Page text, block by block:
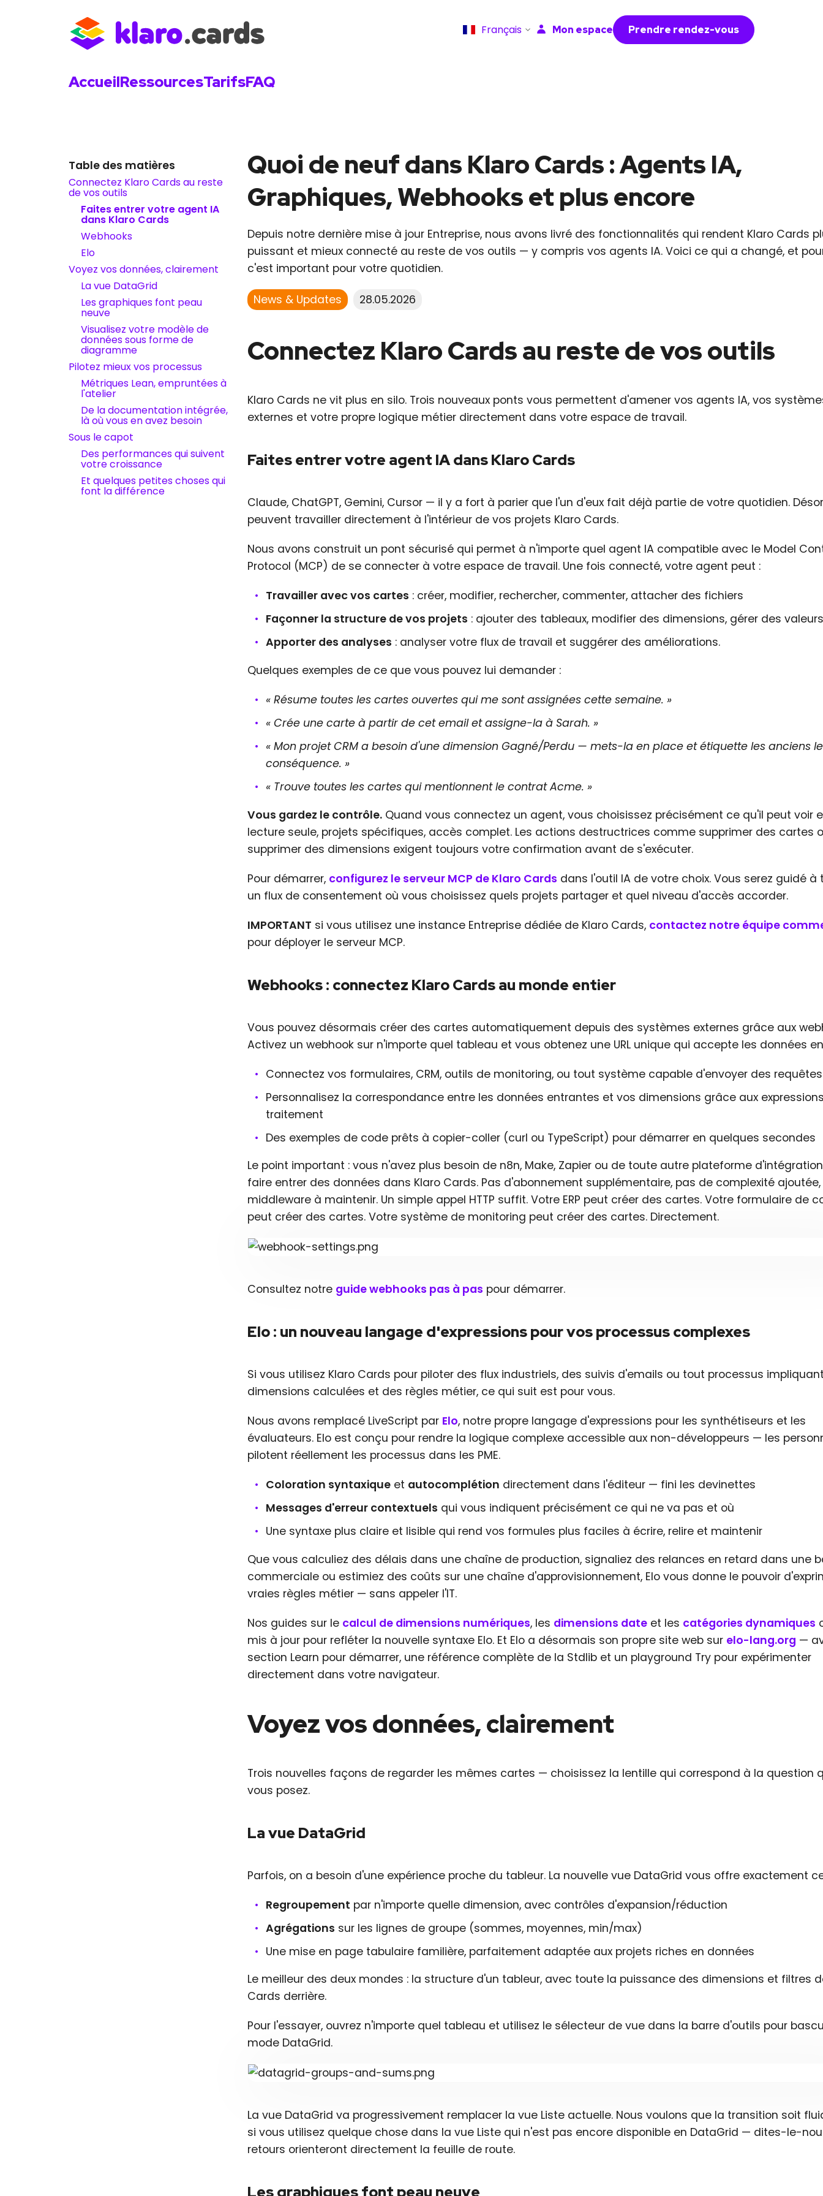
Français Mon espace Prendre rendez-vous
AccueilRessourcesTarifsFAQ
Quoi de neuf dans Klaro Cards : Agents IA,
Graphiques, Webhooks et plus encore
Depuis notre dernière mise à jour Entreprise, nous avons livré des fonctionnalités qui rendent Klaro Cards
puissant et mieux connecté au reste de vos outils — y compris vos agents IA. Voici ce qui a changé, et
c'est important pour votre quotidien.
News & Updates 28.05.2026
Connectez Klaro Cards au reste de vos outils
Klaro Cards ne vit plus en silo. Trois nouveaux ponts vous permettent d'amener vos agents IA, vos
externes et votre propre logique métier directement dans votre espace de travail.
Faites entrer votre agent IA dans Klaro Cards
Claude, ChatGPT, Gemini, Cursor — il y a fort à parier que l'un d'eux fait déjà partie de votre quotidien.
peuvent travailler directement à l'intérieur de vos projets Klaro Cards.
Nous avons construit un pont sécurisé qui permet à n'importe quel agent IA compatible avec le Model
Protocol (MCP) de se connecter à votre espace de travail. Une fois connecté, votre agent peut :
Travailler avec vos cartes : créer, modifier, rechercher, commenter, attacher des fichiers
Façonner la structure de vos projets : ajouter des tableaux, modifier des dimensions, gérer des valeurs
Apporter des analyses : analyser votre flux de travail et suggérer des améliorations.
Quelques exemples de ce que vous pouvez lui demander :
« Résume toutes les cartes ouvertes qui me sont assignées cette semaine. »
« Crée une carte à partir de cet email et assigne-la à Sarah. »
« Mon projet CRM a besoin d'une dimension Gagné/Perdu — mets-la en place et étiquette les anciens
conséquence. »
« Trouve toutes les cartes qui mentionnent le contrat Acme. »
Vous gardez le contrôle. Quand vous connectez un agent, vous choisissez précisément ce qu'il peut voir
lecture seule, projets spécifiques, accès complet. Les actions destructrices comme supprimer des cartes
supprimer des dimensions exigent toujours votre confirmation avant de s'exécuter.
Pour démarrer, configurez le serveur MCP de Klaro Cards dans l'outil IA de votre choix. Vous serez guidé à
un flux de consentement où vous choisissez quels projets partager et quel niveau d'accès accorder.
IMPORTANT si vous utilisez une instance Entreprise dédiée de Klaro Cards, contactez notre équipe
pour déployer le serveur MCP.
Webhooks : connectez Klaro Cards au monde entier
Vous pouvez désormais créer des cartes automatiquement depuis des systèmes externes grâce aux
Activez un webhook sur n'importe quel tableau et vous obtenez une URL unique qui accepte les données
Connectez vos formulaires, CRM, outils de monitoring, ou tout système capable d'envoyer des requêtes
Personnalisez la correspondance entre les données entrantes et vos dimensions grâce aux
traitement
Des exemples de code prêts à copier-coller (curl ou TypeScript) pour démarrer en quelques secondes
Le point important : vous n'avez plus besoin de n8n, Make, Zapier ou de toute autre plateforme
faire entrer des données dans Klaro Cards. Pas d'abonnement supplémentaire, pas de complexité
middleware à maintenir. Un simple appel HTTP suffit. Votre ERP peut créer des cartes. Votre formulaire de
peut créer des cartes. Votre système de monitoring peut créer des cartes. Directement.
Consultez notre guide webhooks pas à pas pour démarrer.
Elo : un nouveau langage d'expressions pour vos processus complexes
Si vous utilisez Klaro Cards pour piloter des flux industriels, des suivis d'emails ou tout processus
dimensions calculées et des règles métier, ce qui suit est pour vous.
Nous avons remplacé LiveScript par Elo, notre propre langage d'expressions pour les synthétiseurs et les
évaluateurs. Elo est conçu pour rendre la logique complexe accessible aux non-développeurs — les
pilotent réellement les processus dans les PME.
Coloration syntaxique et autocomplétion directement dans l'éditeur — fini les devinettes
Messages d'erreur contextuels qui vous indiquent précisément ce qui ne va pas et où
Une syntaxe plus claire et lisible qui rend vos formules plus faciles à écrire, relire et maintenir
Que vous calculiez des délais dans une chaîne de production, signaliez des relances en retard dans une
commerciale ou estimiez des coûts sur une chaîne d'approvisionnement, Elo vous donne le pouvoir
vraies règles métier — sans appeler l'IT.
Nos guides sur le calcul de dimensions numériques, les dimensions date et les catégories dynamiques
mis à jour pour refléter la nouvelle syntaxe Elo. Et Elo a désormais son propre site web sur elo-lang.org —
section Learn pour démarrer, une référence complète de la Stdlib et un playground Try pour expérimenter
directement dans votre navigateur.
Voyez vos données, clairement
Trois nouvelles façons de regarder les mêmes cartes — choisissez la lentille qui correspond à la question
vous posez.
La vue DataGrid
Parfois, on a besoin d'une expérience proche du tableur. La nouvelle vue DataGrid vous offre exactement
Regroupement par n'importe quelle dimension, avec contrôles d'expansion/réduction
Agrégations sur les lignes de groupe (sommes, moyennes, min/max)
Une mise en page tabulaire familière, parfaitement adaptée aux projets riches en données
Le meilleur des deux mondes : la structure d'un tableur, avec toute la puissance des dimensions et filtres
Cards derrière.
Pour l'essayer, ouvrez n'importe quel tableau et utilisez le sélecteur de vue dans la barre d'outils pour
mode DataGrid.
La vue DataGrid va progressivement remplacer la vue Liste actuelle. Nous voulons que la transition soit
si vous utilisez quelque chose dans la vue Liste qui n'est pas encore disponible en DataGrid — dites-le-
retours orienteront directement la feuille de route.
Les graphiques font peau neuve
Table des matières
Connectez Klaro Cards au reste
de vos outils
Faites entrer votre agent IA
dans Klaro Cards
Webhooks
Elo
Voyez vos données, clairement
La vue DataGrid
Les graphiques font peau
neuve
Visualisez votre modèle de
données sous forme de
diagramme
Pilotez mieux vos processus
Métriques Lean, empruntées à
l'atelier
De la documentation intégrée,
là où vous en avez besoin
Sous le capot
Des performances qui suivent
votre croissance
Et quelques petites choses qui
font la différence